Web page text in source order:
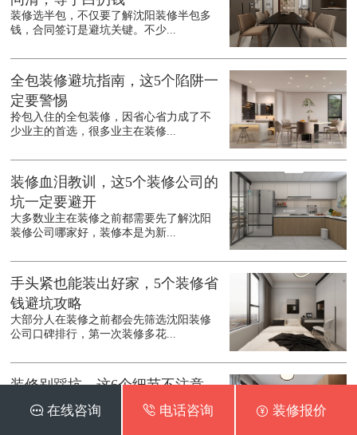
装修选半包，不仅要了解沈阳装修半包多
钱，合同签订是避坑关键。不少...
全包装修避坑指南，这5个陷阱一
定要警惕
拎包入住的全包装修，因省心省力成了不
少业主的首选，很多业主在装修...
装修血泪教训，这5个装修公司的
坑一定要避开
大多数业主在装修之前都需要先了解沈阳
装修公司哪家好，装修本是为新...
手头紧也能装出好家，5个装修省
钱避坑攻略
大部分人在装修之前都会先筛选沈阳装修
公司口碑排行，第一次装修多花...
装修别踩坑，这6个细节不注意，
入住准后悔
在装修之前都会先了解沈阳装修公司口碑
 在线咨询  电话咨询  装修报价